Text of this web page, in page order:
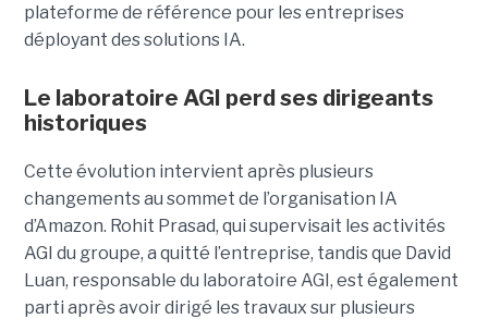
plateforme de référence pour les entreprises
déployant des solutions IA.
Le laboratoire AGI perd ses dirigeants
historiques
Cette évolution intervient après plusieurs
changements au sommet de l’organisation IA
d’Amazon. Rohit Prasad, qui supervisait les activités
AGI du groupe, a quitté l’entreprise, tandis que David
Luan, responsable du laboratoire AGI, est également
parti après avoir dirigé les travaux sur plusieurs